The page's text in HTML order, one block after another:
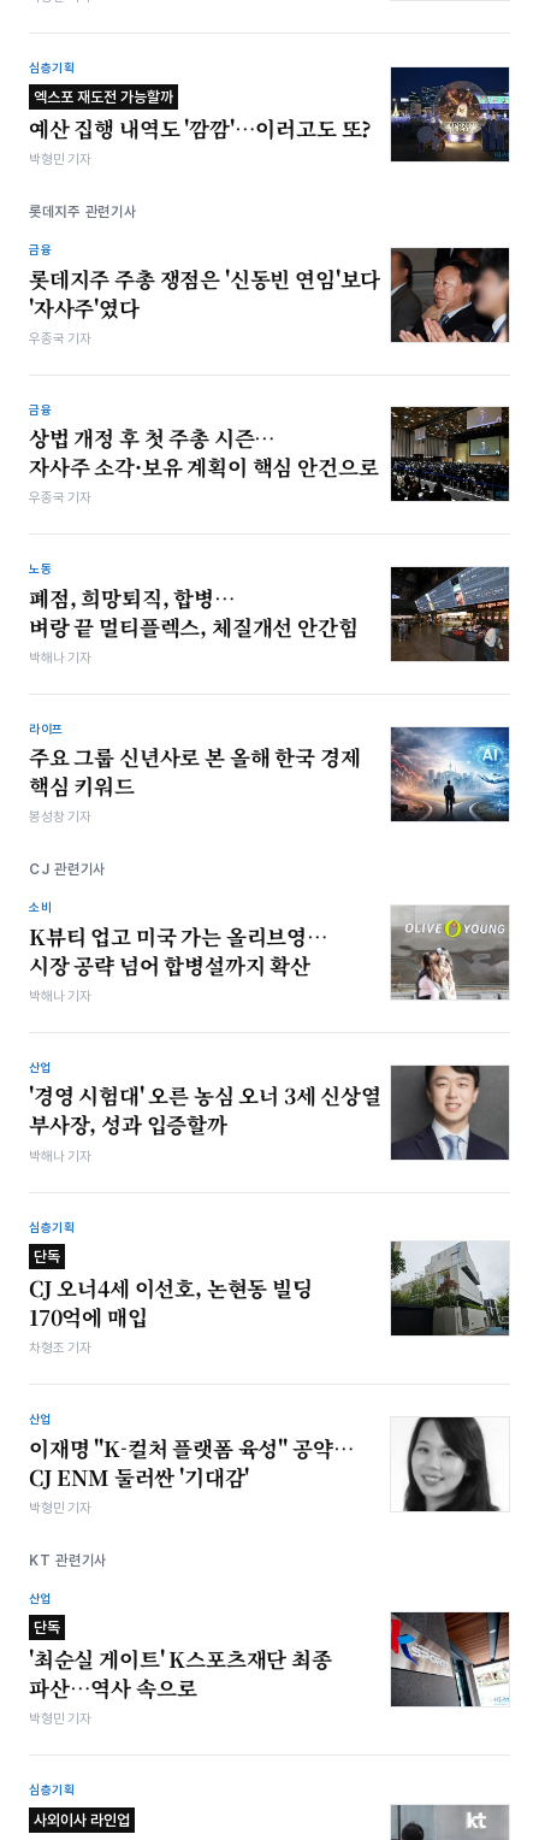
심층기획
엑스포 재도전 가능할까
예산 집행 내역도 '깜깜'…이러고도 또?
박형민 기자
롯데지주 관련기사
금융
롯데지주 주총 쟁점은 '신동빈 연임'보다
'자사주'였다
우종국 기자
금융
상법 개정 후 첫 주총 시즌…
자사주 소각·보유 계획이 핵심 안건으로
우종국 기자
노동
폐점, 희망퇴직, 합병…
벼랑 끝 멀티플렉스, 체질개선 안간힘
박해나 기자
라이프
주요 그룹 신년사로 본 올해 한국 경제
핵심 키워드
봉성창 기자
CJ 관련기사
소비
K뷰티 업고 미국 가는 올리브영…
시장 공략 넘어 합병설까지 확산
박해나 기자
산업
'경영 시험대' 오른 농심 오너 3세 신상열
부사장, 성과 입증할까
박해나 기자
심층기획
단독
CJ 오너4세 이선호, 논현동 빌딩
170억에 매입
차형조 기자
산업
이재명 "K-컬처 플랫폼 육성" 공약…
CJ ENM 둘러싼 '기대감'
박형민 기자
KT 관련기사
산업
단독
'최순실 게이트' K스포츠재단 최종
파산…역사 속으로
박형민 기자
심층기획
사외이사 라인업